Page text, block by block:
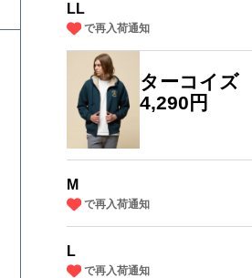
LL
で再入荷通知
ターコイズ
4,290円
M
で再入荷通知
L
で再入荷通知